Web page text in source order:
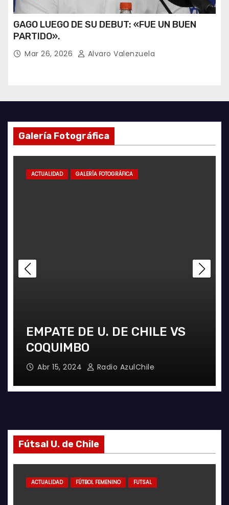
GAGO LUEGO DE SU DEBUT: «FUE UN BUEN
PARTIDO».
Mar 26, 2026 Alvaro Valenzuela
Galería Fotográfica
ACTUALIDAD GALERÍA FOTOGRÁFICA
EMPATE DE U. DE CHILE VS
COQUIMBO
Abr 15, 2024 Radio AzulChile
Fútsal U. de Chile
ACTUALIDAD FÚTBOL FEMENINO FUTSAL